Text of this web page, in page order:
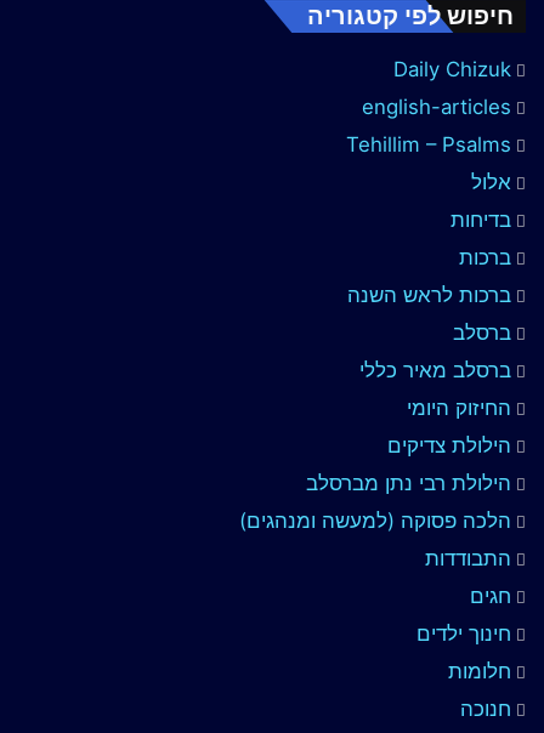
חיפוש לפי קטגוריה
Daily Chizuk
english-articles
Tehillim – Psalms
אלול
בדיחות
ברכות
ברכות לראש השנה
ברסלב
ברסלב מאיר כללי
החיזוק היומי
הילולת צדיקים
הילולת רבי נתן מברסלב
הלכה פסוקה (למעשה ומנהגים)
התבודדות
חגים
חינוך ילדים
חלומות
חנוכה